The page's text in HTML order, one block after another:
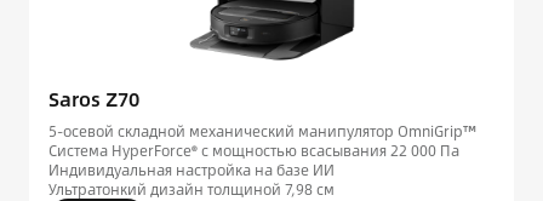
Saros Z70
5-осевой складной механический манипулятор OmniGrip™
Система HyperForce® с мощностью всасывания 22 000 Па
Индивидуальная настройка на базе ИИ
Ультратонкий дизайн толщиной 7,98 см